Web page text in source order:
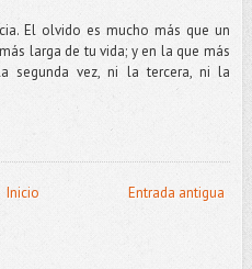
El olvido es mucho más que un
larga de tu vida; y en la que más
segunda vez, ni la tercera, ni la
Entrada antigua
Inicio